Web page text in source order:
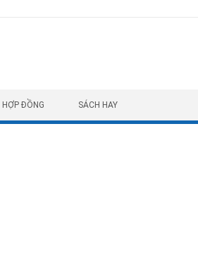
HỢP ĐỒNG SÁCH HAY